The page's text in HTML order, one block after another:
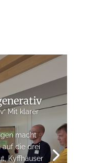
Mit klarer
macht
auf die drei
Kyffhäuser